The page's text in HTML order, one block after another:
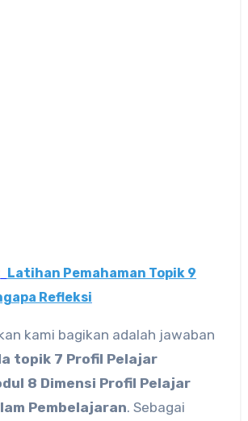
Latihan Pemahaman Topik 9
Refleksi
kami bagikan adalah jawaban
topik 7 Profil Pelajar
8 Dimensi Profil Pelajar
Pembelajaran. Sebagai